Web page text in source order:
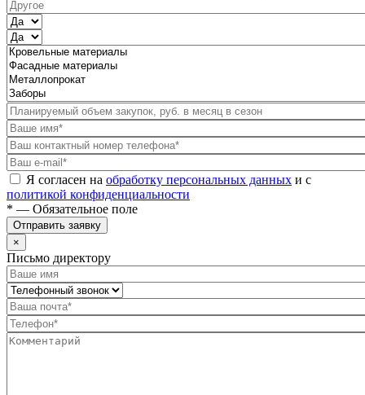
Я согласен на обработку персональных данных и с
политикой конфиденциальности
* — Обязательное поле
Отправить заявку
×
Письмо директору